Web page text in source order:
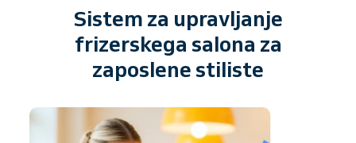
Sistem za upravljanje
frizerskega salona za
zaposlene stiliste